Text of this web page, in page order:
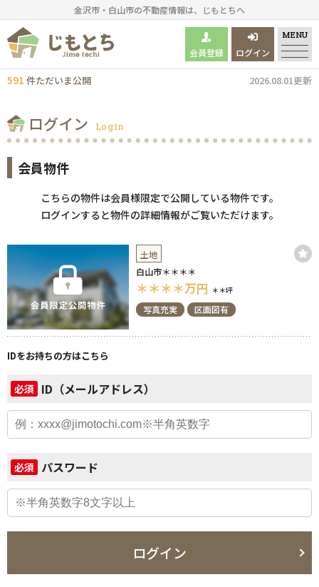
金沢市・白山市の不動産情報は、じもとちへ
591 件ただいま公開 2026.08.01更新
会員登録 ログイン
MENU
ログイン Login
会員物件
こちらの物件は会員様限定で公開している物件です。
ログインすると物件の詳細情報がご覧いただけます。
土地
白山市＊＊＊＊
＊＊＊＊万円 ＊＊坪
写真充実 区画図有
IDをお持ちの方はこちら
必須 ID（メールアドレス）
必須 パスワード
ログイン